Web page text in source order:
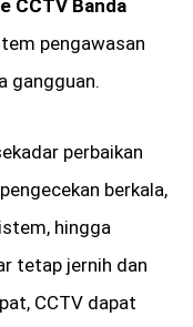
CCTV Banda
pengawasan
gangguan.
perbaikan
berkala,
hingga
tetap jernih dan
CCTV dapat